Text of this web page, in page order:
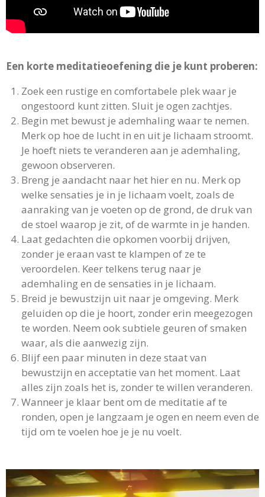
Een korte meditatieoefening die je kunt proberen:
Zoek een rustige en comfortabele plek waar je
ongestoord kunt zitten. Sluit je ogen zachtjes.
Begin met bewust je ademhaling waar te nemen.
Merk op hoe de lucht in en uit je lichaam stroomt.
Je hoeft niets te veranderen aan je ademhaling,
gewoon observeren.
Breng je aandacht naar het hier en nu. Merk op
welke sensaties je in je lichaam voelt, zoals de
aanraking van je voeten op de grond, de druk van
de stoel waarop je zit, of de warmte in je handen.
Laat gedachten die opkomen voorbij drijven,
zonder je eraan vast te klampen of ze te
veroordelen. Keer telkens terug naar je
ademhaling en de sensaties in je lichaam.
Breid je bewustzijn uit naar je omgeving. Merk
geluiden op die je hoort, zonder erin meegezogen
te worden. Neem ook subtiele geuren of smaken
waar, als die aanwezig zijn.
Blijf een paar minuten in deze staat van
bewustzijn en acceptatie van het moment. Laat
alles zijn zoals het is, zonder te willen veranderen.
Wanneer je klaar bent om de meditatie af te
ronden, open je langzaam je ogen en neem even de
tijd om te voelen hoe je je nu voelt.